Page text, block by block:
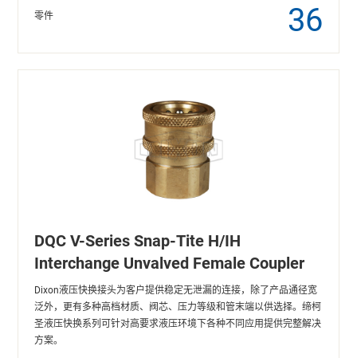
零件 36
DQC V-Series Snap-Tite H/IH
Interchange Unvalved Female Coupler
Dixon液压快换接头为客户提供稳定无泄漏的连接，除了产品通径宽
泛外，更有多种高档材质、阀芯、压力等级和管末端以供选择。缔柯
圣液压快换系列可针对高要求液压环境下各种不同应用提供完整解决
方案。